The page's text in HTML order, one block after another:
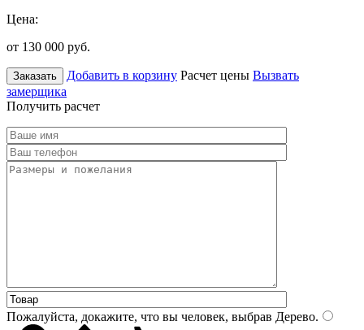
Цена:
от 130 000 руб.
Заказать Добавить в корзину Расчет цены Вызвать
замерщика
Получить расчет
Пожалуйста, докажите, что вы человек, выбрав Дерево.